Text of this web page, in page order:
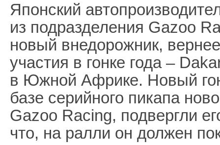
Японский
из подразделения Gazoo
новый внедорожник,
участия в гонке года –
в Южной Африке. Новый
базе серийного пикапа
Gazoo Racing, подвергли
что, на ралли он должен